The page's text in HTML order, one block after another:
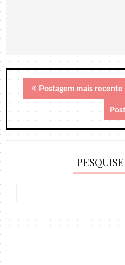
Postagem mais recente